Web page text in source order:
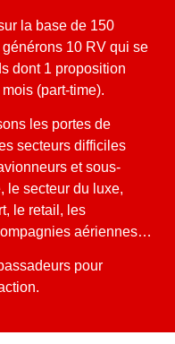
la base de 150
10 RV qui se
dont 1 proposition
(part-time).
les portes de
secteurs difficiles
et sous-
le secteur du luxe,
le retail, les
aériennes…
pour